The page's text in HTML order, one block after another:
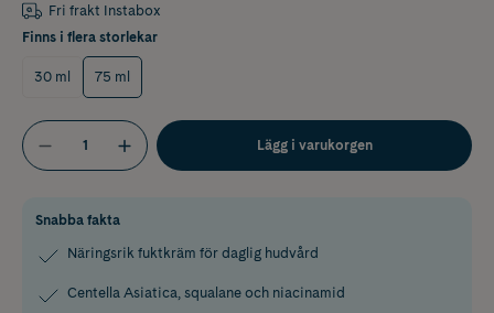
Fri frakt Instabox
Finns i flera storlekar
30 ml 75 ml
Lägg i varukorgen
Snabba fakta
Näringsrik fuktkräm för daglig hudvård
Centella Asiatica, squalane och niacinamid